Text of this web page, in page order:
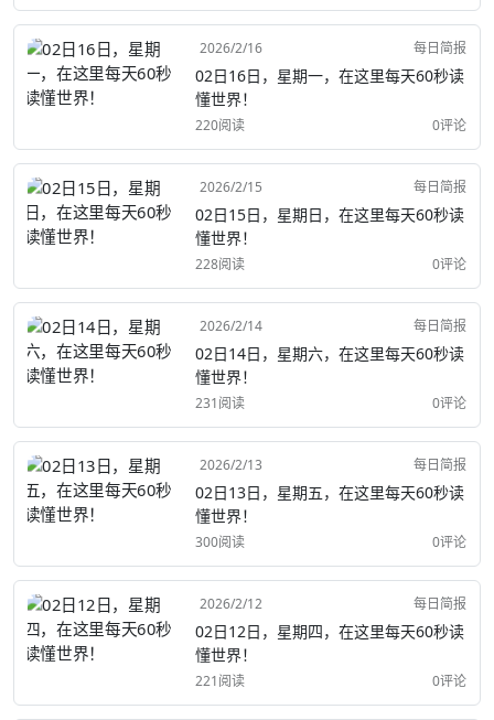
2026/2/16 每日简报
02日16日，星期一，在这里每天60秒读
懂世界！
220阅读 0评论
2026/2/15 每日简报
02日15日，星期日，在这里每天60秒读
懂世界！
228阅读 0评论
2026/2/14 每日简报
02日14日，星期六，在这里每天60秒读
懂世界！
231阅读 0评论
2026/2/13 每日简报
02日13日，星期五，在这里每天60秒读
懂世界！
300阅读 0评论
2026/2/12 每日简报
02日12日，星期四，在这里每天60秒读
懂世界！
221阅读 0评论